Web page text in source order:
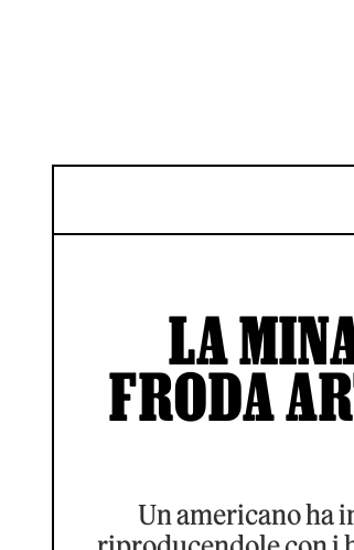
LA
FRODA
Un americano ha